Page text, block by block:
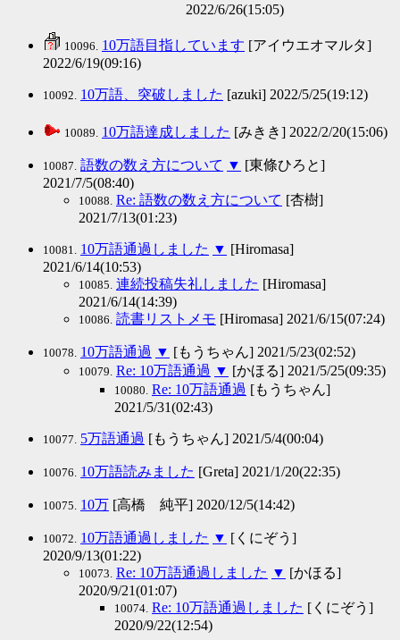
2022/6/26(15:05)
10096. 10万語目指しています [アイウエオマルタ]
2022/6/19(09:16)
10092. 10万語、突破しました [azuki] 2022/5/25(19:12)
10089. 10万語達成しました [みきき] 2022/2/20(15:06)
10087. 語数の数え方について ▼ [東條ひろと]
2021/7/5(08:40)
10088. Re: 語数の数え方について [杏樹]
2021/7/13(01:23)
10081. 10万語通過しました ▼ [Hiromasa]
2021/6/14(10:53)
10085. 連続投稿失礼しました [Hiromasa]
2021/6/14(14:39)
10086. 読書リストメモ [Hiromasa] 2021/6/15(07:24)
10078. 10万語通過 ▼ [もうちゃん] 2021/5/23(02:52)
10079. Re: 10万語通過 ▼ [かほる] 2021/5/25(09:35)
10080. Re: 10万語通過 [もうちゃん]
2021/5/31(02:43)
10077. 5万語通過 [もうちゃん] 2021/5/4(00:04)
10076. 10万語読みました [Greta] 2021/1/20(22:35)
10075. 10万 [高橋 純平] 2020/12/5(14:42)
10072. 10万語通過しました ▼ [くにぞう]
2020/9/13(01:22)
10073. Re: 10万語通過しました ▼ [かほる]
2020/9/21(01:07)
10074. Re: 10万語通過しました [くにぞう]
2020/9/22(12:54)